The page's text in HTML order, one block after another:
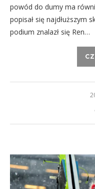
powód do dumy ma
popisał się najdłuższym
podium znalazł się Ren…